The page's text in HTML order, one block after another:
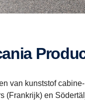
van kunststof
(Frankrijk) en